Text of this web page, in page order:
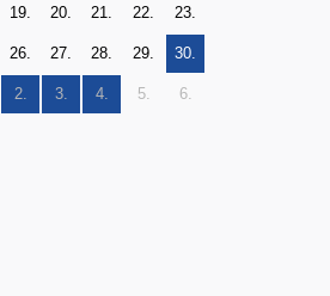
19. 20. 21. 22. 23.
26. 27. 28. 29. 30.
2. 3. 4. 5. 6.